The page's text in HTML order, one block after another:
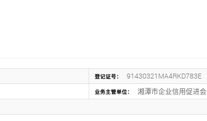
登记证号： 91430321MA4RKD783E
业务主管单位： 湘潭市企业信用促进会